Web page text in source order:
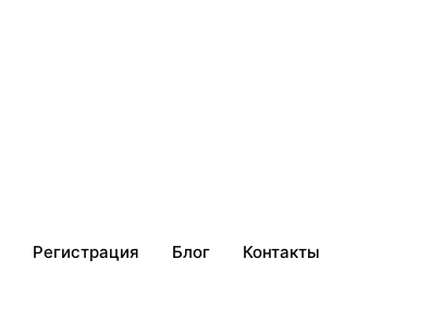
Регистрация Блог Контакты